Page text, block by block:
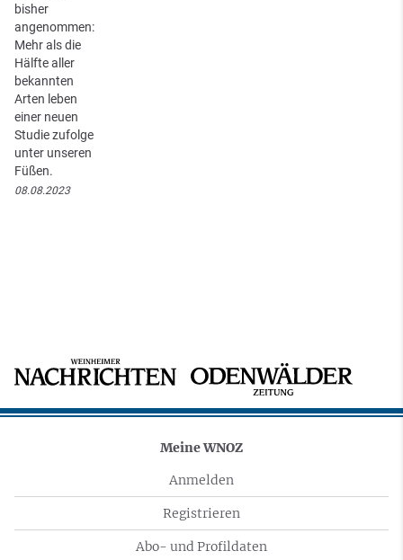
bisher
angenommen:
Mehr als die
Hälfte aller
bekannten
Arten leben
einer neuen
Studie zufolge
unter unseren
Füßen.
08.08.2023
Meine WNOZ
Anmelden
Registrieren
Abo- und Profildaten